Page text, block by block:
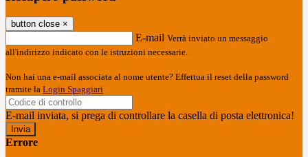
button close ×
E-mail Verrà inviato un messaggio
all'indirizzo indicato con le istruzioni necessarie.
Non hai una e-mail associata al nome utente? Effettua il reset della password
tramite la Login Spaggiari
E-mail inviata, si prega di controllare la casella di posta elettronica!
Errore